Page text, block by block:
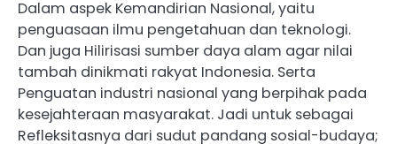
Dalam aspek Kemandirian Nasional, yaitu
penguasaan ilmu pengetahuan dan teknologi.
Dan juga Hilirisasi sumber daya alam agar nilai
tambah dinikmati rakyat Indonesia. Serta
Penguatan industri nasional yang berpihak pada
kesejahteraan masyarakat. Jadi untuk sebagai
Refleksitasnya dari sudut pandang sosial-budaya;